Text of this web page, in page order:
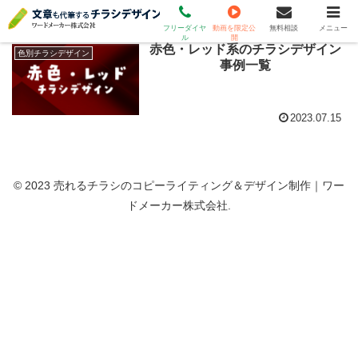
（受付時間 平日9時～18時 土日祝休）
チラシデザイン 赤
色別チラシデザイン
赤色・レッド系のチラシデザイン
事例一覧
2023.07.15
© 2023 売れるチラシのコピーライティング＆デザイン制作｜ワー
ドメーカー株式会社.
フリーダイヤ
ル
動画を限定公
開
無料相談 メニュー